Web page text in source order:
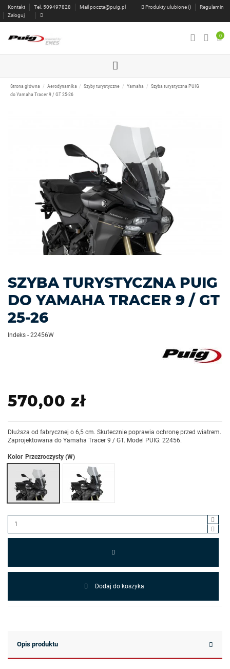
Kontakt Tel. 509497828 Mail poczta@puig.pl Produkty ulubione ()
Regulamin
Zaloguj
0
Strona główna Aerodynamika Szyby turystyczne Yamaha
Szyba turystyczna PUIG
do Yamaha Tracer 9 / GT 25-26
SZYBA TURYSTYCZNA PUIG
DO YAMAHA TRACER 9 / GT
25-26
Indeks - 22456W
570,00 zł
Dłuższa od fabrycznej o 6,5 cm. Skutecznie poprawia ochronę przed wiatrem.
Zaprojektowana do Yamaha Tracer 9 / GT. Model PUIG: 22456.
Kolor
Przezroczysty (W)
Lekko przyciemniany (H)
Dodaj do koszyka
Opis produktu